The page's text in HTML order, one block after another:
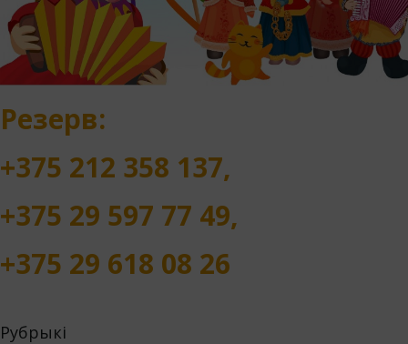
Резерв:
+375 212 358 137,
+375 29 597 77 49,
+375 29 618 08 26
Рубрыкі